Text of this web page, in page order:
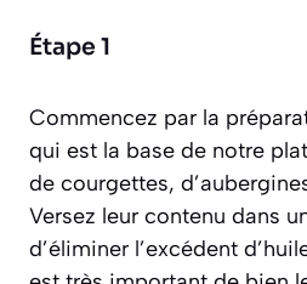
Étape 1
Commencez par la
qui est la base de notre
de courgettes,
Versez leur contenu dans
d’éliminer l’excédent